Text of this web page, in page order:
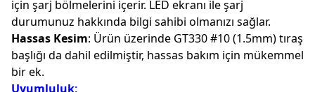
için şarj bölmelerini içerir. LED ekranı ile şarj
durumunuz hakkında bilgi sahibi olmanızı sağlar.
Hassas Kesim: Ürün üzerinde GT330 #10 (1.5mm) tıraş
başlığı da dahil edilmiştir, hassas bakım için mükemmel
bir ek.
Uyumluluk: